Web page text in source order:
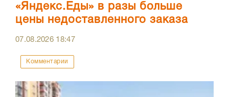
«Яндекс.Еды» в разы больше
цены недоставленного заказа
07.08.2026 18:47
Комментарии